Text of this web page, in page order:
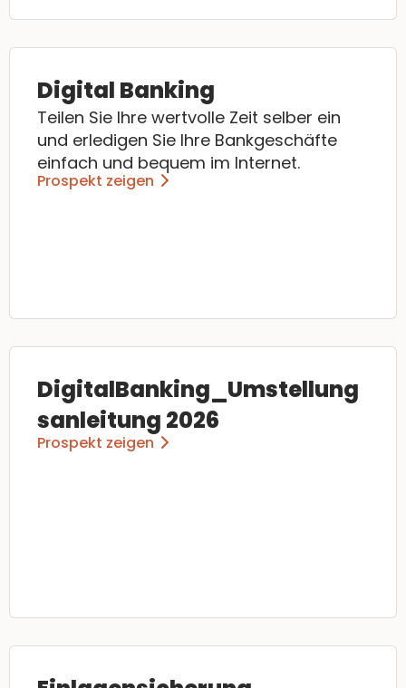
Digital Banking
Teilen Sie Ihre wertvolle Zeit selber ein
und erledigen Sie Ihre Bankgeschäfte
einfach und bequem im Internet.
Prospekt zeigen
DigitalBanking_Umstellung
sanleitung 2026
Prospekt zeigen